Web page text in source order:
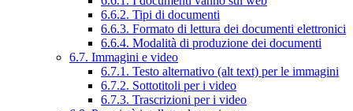
6.6.2. Tipi di documenti
6.6.3. Formato di lettura dei documenti elettronici
6.6.4. Modalità di produzione dei documenti
6.7. Immagini e video
6.7.1. Testo alternativo (alt text) per le immagini
6.7.2. Sottotitoli per i video
6.7.3. Trascrizioni per i video